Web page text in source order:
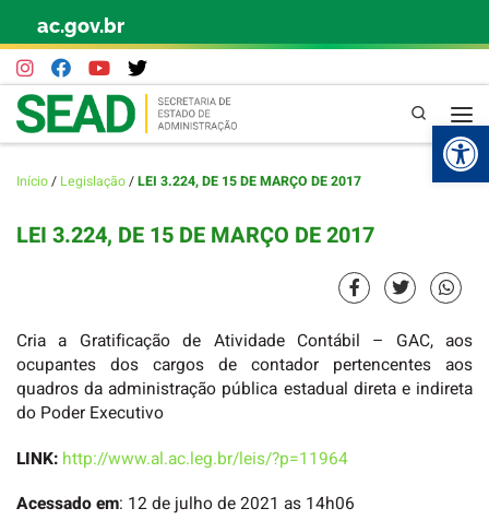
Skip to content
ac.gov.br
Pesquisa
Início/ Legislação/LEI 3.224, DE 15 DE MARÇO DE 2017
LEI 3.224, DE 15 DE MARÇO DE 2017
Cria a Gratificação de Atividade Contábil – GAC, aos
ocupantes dos cargos de contador pertencentes aos
quadros da administração pública estadual direta e indireta
do Poder Executivo
LINK: http://www.al.ac.leg.br/leis/?p=11964
Acessado em: 12 de julho de 2021 as 14h06